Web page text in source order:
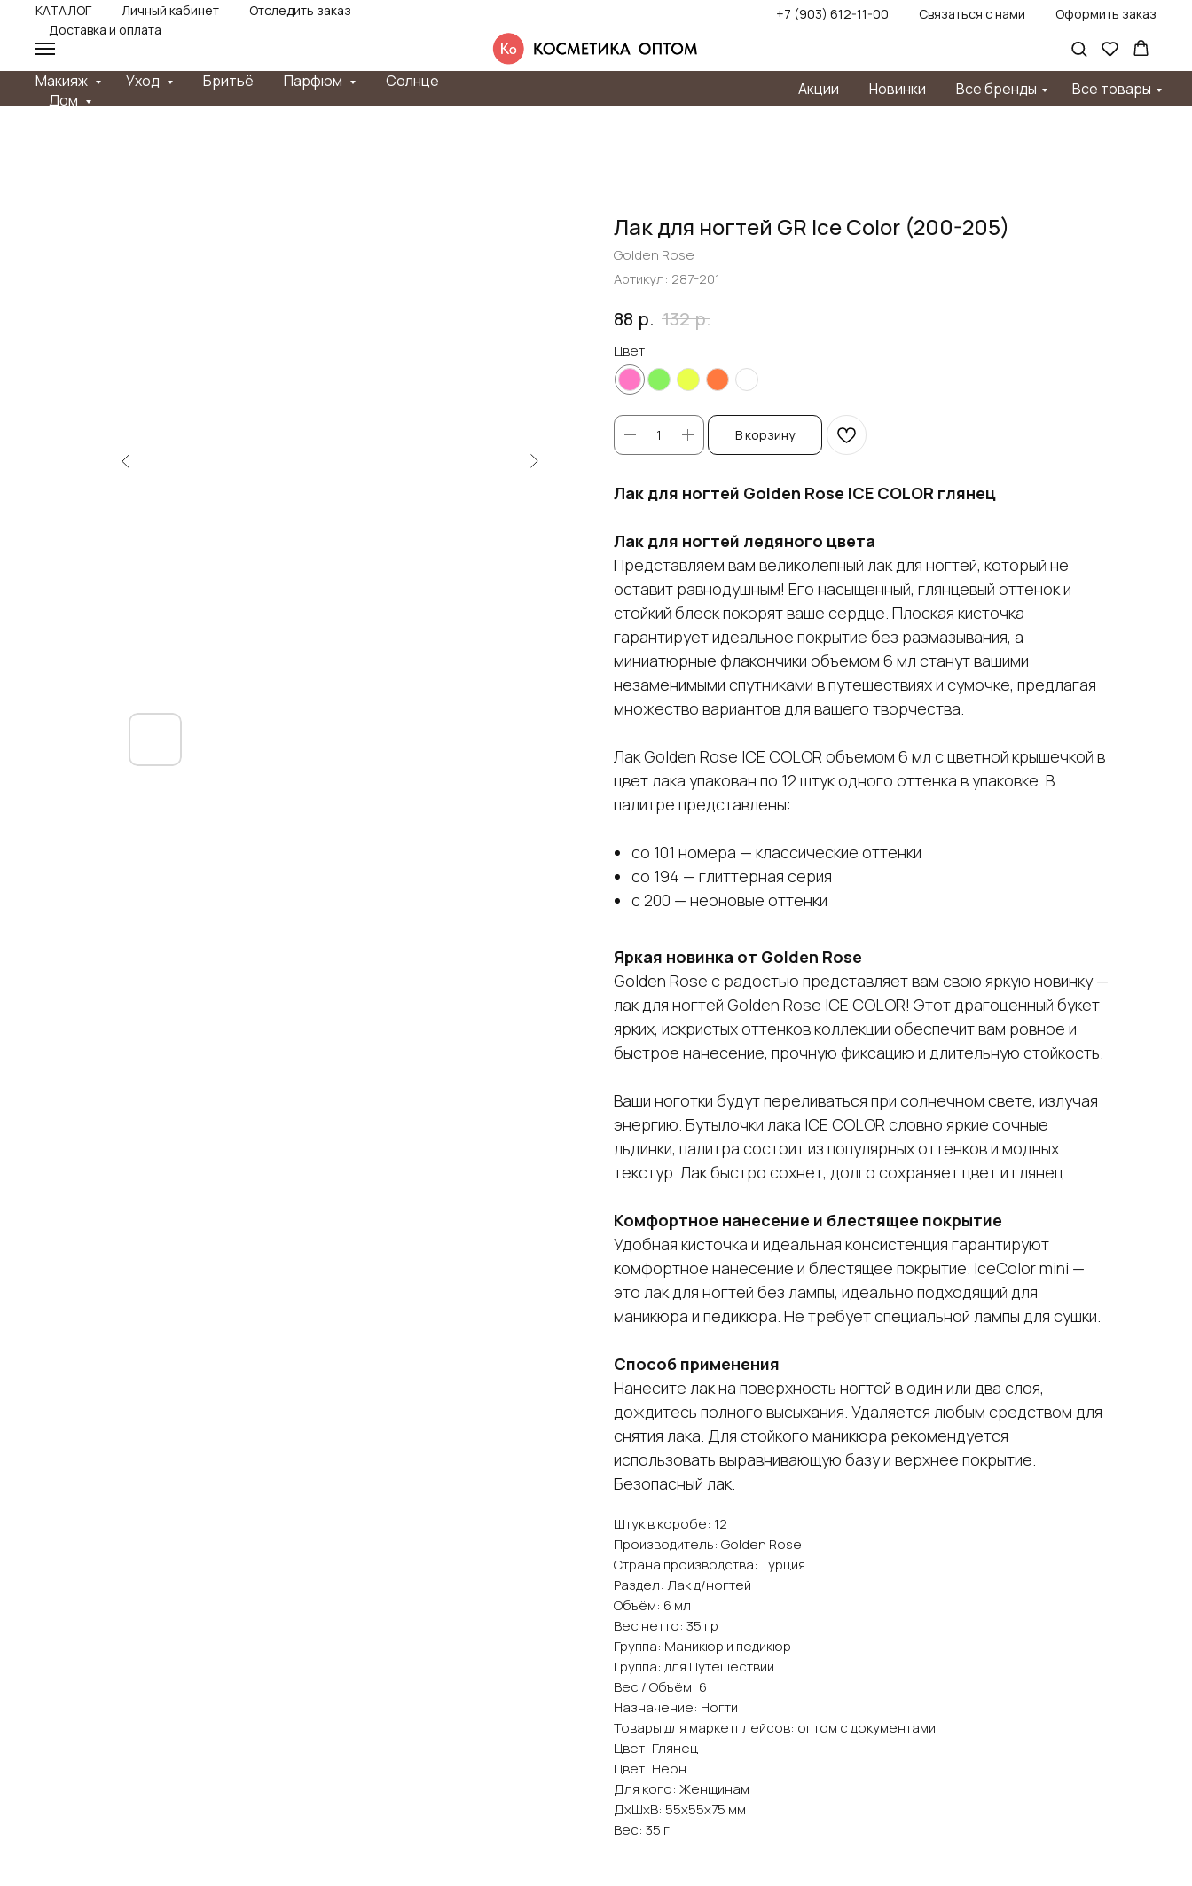
КАТАЛОГ Личный кабинет
Отследить заказ
Доставка и оплата
+7 (903) 612-11-00 Связаться с нами Оформить заказ
Макияж Уход Бритьё Парфюм
Солнце
Дом
Акции Новинки Все бренды Все товары
Лак для ногтей GR Ice Color (200-205)
Golden Rose
Артикул: 287-201
88 р. 132 р.
Цвет
В корзину
Лак для ногтей Golden Rose ICE COLOR глянец
Лак для ногтей ледяного цвета
Представляем вам великолепный лак для ногтей, который не
оставит равнодушным! Его насыщенный, глянцевый оттенок и
стойкий блеск покорят ваше сердце. Плоская кисточка
гарантирует идеальное покрытие без размазывания, а
миниатюрные флакончики объемом 6 мл станут вашими
незаменимыми спутниками в путешествиях и сумочке, предлагая
множество вариантов для вашего творчества.
Лак Golden Rose ICE COLOR объемом 6 мл с цветной крышечкой в
цвет лака упакован по 12 штук одного оттенка в упаковке. В
палитре представлены:
со 101 номера — классические оттенки
со 194 — глиттерная серия
с 200 — неоновые оттенки
Яркая новинка от Golden Rose
Golden Rose с радостью представляет вам свою яркую новинку —
лак для ногтей Golden Rose ICE COLOR! Этот драгоценный букет
ярких, искристых оттенков коллекции обеспечит вам ровное и
быстрое нанесение, прочную фиксацию и длительную стойкость.
Ваши ноготки будут переливаться при солнечном свете, излучая
энергию. Бутылочки лака ICE COLOR словно яркие сочные
льдинки, палитра состоит из популярных оттенков и модных
текстур. Лак быстро сохнет, долго сохраняет цвет и глянец.
Комфортное нанесение и блестящее покрытие
Удобная кисточка и идеальная консистенция гарантируют
комфортное нанесение и блестящее покрытие. IceColor mini —
это лак для ногтей без лампы, идеально подходящий для
маникюра и педикюра. Не требует специальной лампы для сушки.
Способ применения
Нанесите лак на поверхность ногтей в один или два слоя,
дождитесь полного высыхания. Удаляется любым средством для
снятия лака. Для стойкого маникюра рекомендуется
использовать выравнивающую базу и верхнее покрытие.
Безопасный лак.
Штук в коробе: 12
Производитель: Golden Rose
Страна производства: Турция
Раздел: Лак д/ногтей
Объём: 6 мл
Вес нетто: 35 гр
Группа: Маникюр и педикюр
Группа: для Путешествий
Вес / Объём: 6
Назначение: Ногти
Товары для маркетплейсов: оптом с документами
Цвет: Глянец
Цвет: Неон
Для кого: Женщинам
ДxШxВ: 55x55x75 мм
Вес: 35 г